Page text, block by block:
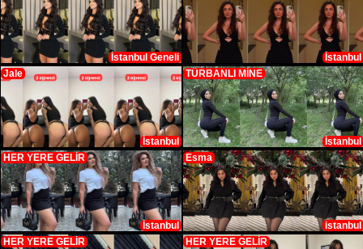
İstanbul Geneli
İstanbul
Jale
İstanbul
TÜRBANLI MİNE
İstanbul
HER YERE GELİR
İstanbul
Esma
istanbul
HER YERE GELİR
HER YERE GELİR